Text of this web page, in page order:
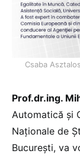
Csaba
Prof.dr.ing.
Automatică și
Naționale de
București, va